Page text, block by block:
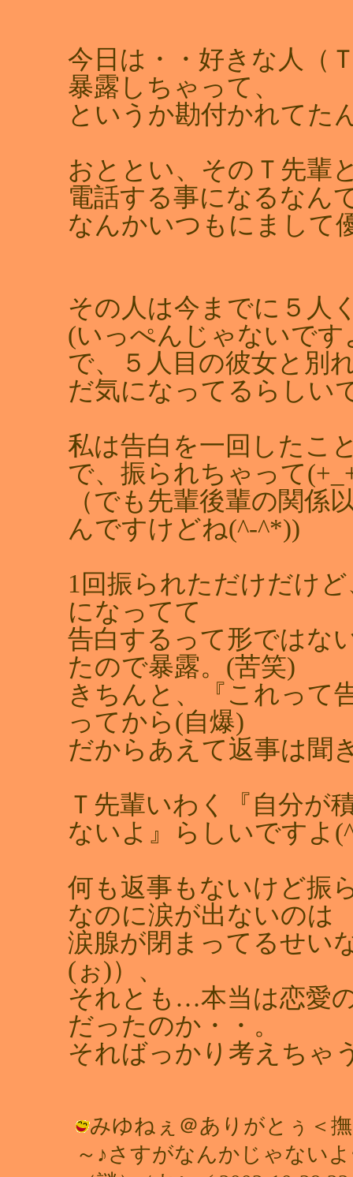
今日は・・好きな人（
暴露しちゃって、
というか勘付かれてた
おととい、そのＴ先輩
電話する事になるなん
なんかいつもにまして
その人は今までに５人
(いっぺんじゃないです
で、５人目の彼女と別
だ気になってるらしい
私は告白を一回したこ
で、振られちゃって
（でも先輩後輩の関係
んですけどね(^-^*))
1回振られただけだけ
になってて
告白するって形ではな
たので暴露。(苦笑)
きちんと、『これって
ってから(自爆)
だからあえて返事は聞
Ｔ先輩いわく『自分が
ないよ』らしいですよ
何も返事もないけど振
なのに涙が出ないのは
涙腺が閉まってるせい
(ぉ)）、
それとも…本当は恋愛
だったのか・・。
そればっかり考えちゃ
みゆねぇ＠ありがとぅ
～♪さすがなんかじゃない